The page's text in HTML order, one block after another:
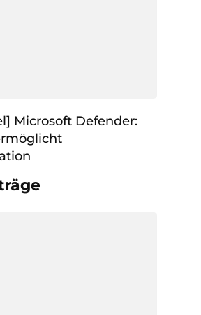
Microsoft Defender: